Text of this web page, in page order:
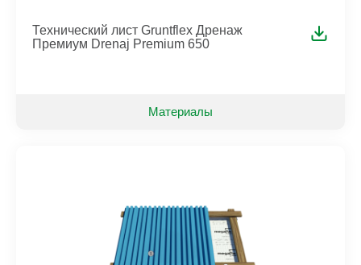
Технический лист Gruntflex Дренаж
Премиум Drenaj Premium 650
Материалы